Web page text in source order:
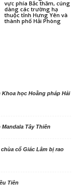
vực phía Bắc thăm, cúng
dàng các trường hạ
thuộc tỉnh Hưng Yên và
thành phố Hải Phòng
học Hoằng pháp Hải
Tây Thiên
cổ Giác Lâm bị rao
Tiên